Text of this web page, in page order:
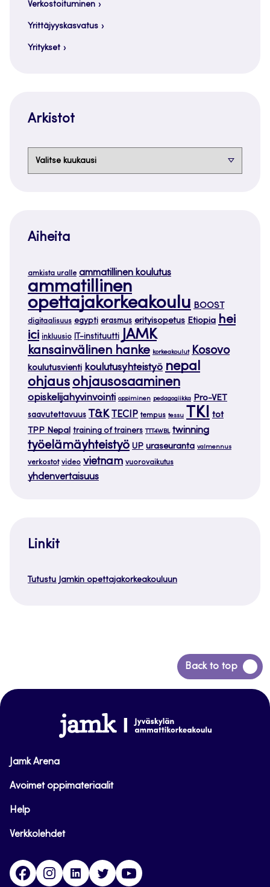
Verkostoituminen
Yrittäjyyskasvatus
Yritykset
Arkistot
Aiheita
amkista uralle ammatillinen koulutus
ammatillinen
opettajakorkeakoulu BOOST
digitaalisuus egypti erasmus erityisopetus Etiopia hei
ici inkluusio IT-instituutti JAMK
kansainvälinen hanke korkeakoulut Kosovo
koulutusvienti koulutusyhteistyö nepal
ohjaus ohjausosaaminen
opiskelijahyvinvointi oppiminen pedagogiikka Pro-VET
saavutettavuus T&K TECIP tempus tessu TKI tot
TPP Nepal training of trainers TTT4WBL twinning
työelämäyhteistyö UP uraseuranta valmennus
verkostot video vietnam vuorovaikutus
yhdenvertaisuus
Linkit
Tutustu Jamkin opettajakorkeakouluun
Back to top
Siirry
takaisin
www.jamk.fi
Jamk Arena
Avoimet oppimateriaalit
Help
Verkkolehdet
FacebookInstagramLinkedinTwitter